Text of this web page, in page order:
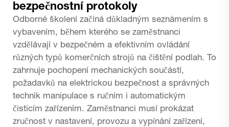
bezpečnostní protokoly
Odborné školení začíná důkladným seznámením s
vybavením, během kterého se zaměstnanci
vzdělávají v bezpečném a efektivním ovládání
různých typů komerčních strojů na čištění podlah. To
zahrnuje pochopení mechanických součástí,
požadavků na elektrickou bezpečnost a správných
technik manipulace s ručním i automatickým
čisticím zařízením. Zaměstnanci musí prokázat
zručnost v nastavení, provozu a vypínání zařízení,